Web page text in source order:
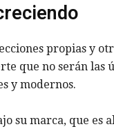
propias y
que no serán las
y modernos.
su marca, que es